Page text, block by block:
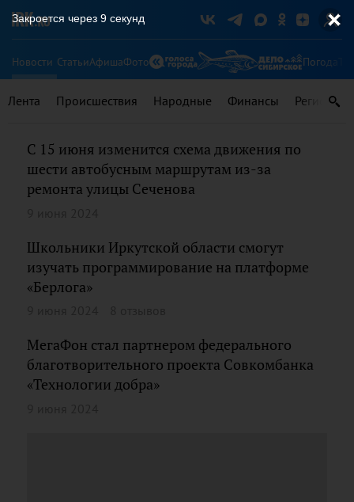
Новости СтатьиАфишаФото Погода
Лента Происшествия Народные Финансы Регионы
С 15 июня изменится схема движения по
шести автобусным маршрутам из-за
ремонта улицы Сеченова
Школьники Иркутской области смогут
изучать программирование на платформе
«Берлога»
МегаФон стал партнером федерального
благотворительного проекта Совкомбанка
«Технологии добра»
Закроется через 9 секунд